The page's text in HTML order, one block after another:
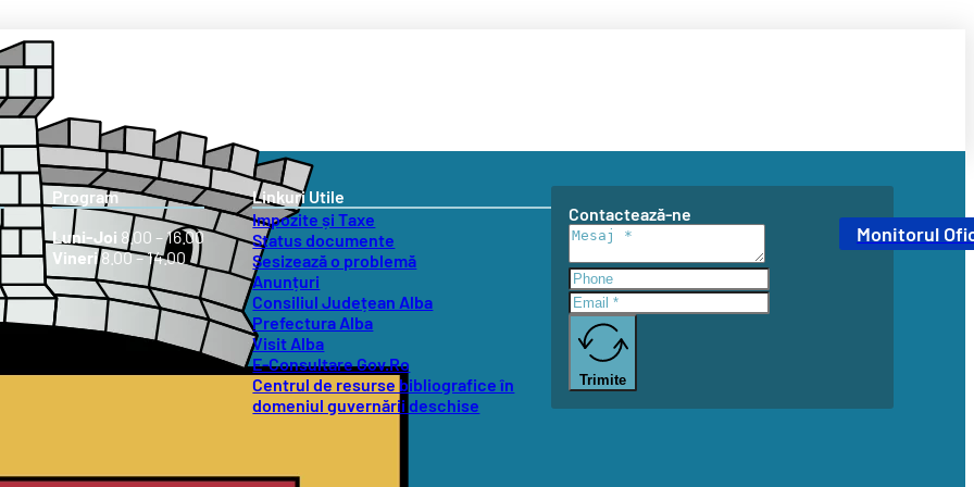
Monitorul
Program
Luni-Joi 8.00 – 16.00
Vineri8.00 – 14.00
Linkuri Utile
Impozite și Taxe
Status documente
Sesizează o problemă
Anunțuri
Consiliul Județean Alba
Prefectura Alba
Visit Alba
E-Consultare Gov.Ro
Centrul de resurse bibliografice în
domeniul guvernării deschise
Contactează-ne
Trimite